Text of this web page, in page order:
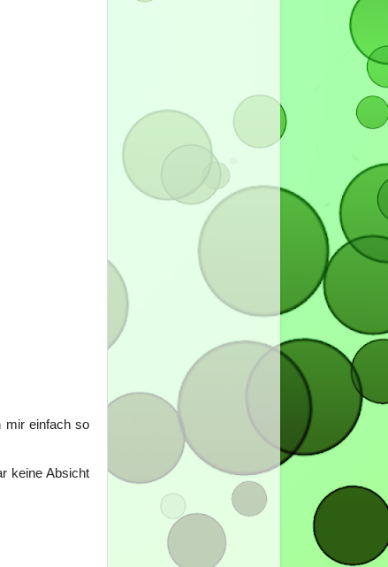
mir einfach so
keine Absicht